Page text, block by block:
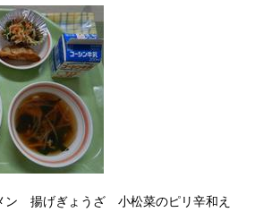
ン 揚げぎょうざ 小松菜のピリ辛和え